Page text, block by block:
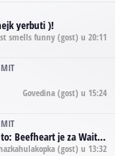
yerbuti )!
smells funny (gost) u 20:11
Govedina (gost) u 15:24
isto sto i Hendrix za Lenny Kravitza
(gost) u 13:32